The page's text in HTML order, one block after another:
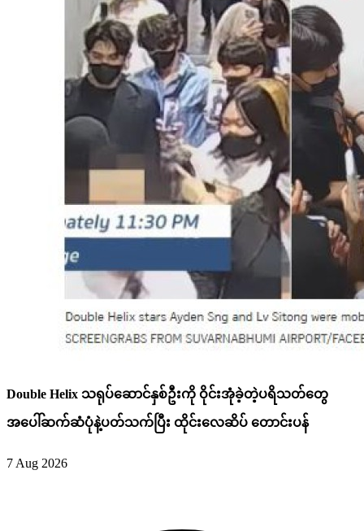
Double Helix သရုပ်ဆောင်နှစ်ဦးကို ဝိုင်းအုံခဲ့တဲ့ပရိသတ်တွေ
အပေါ်ဆက်ဆံပုံနဲ့ပတ်သက်ပြီး ထိုင်းလေဆိပ် တောင်းပန်
7 Aug 2026